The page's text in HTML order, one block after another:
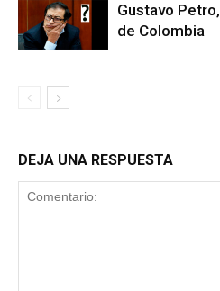
Gustavo
de Colombia
DEJA UNA RESPUESTA